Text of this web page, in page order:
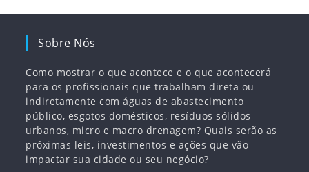
Sobre Nós
Como mostrar o que acontece e o que acontecerá
para os profissionais que trabalham direta ou
indiretamente com águas de abastecimento
público, esgotos domésticos, resíduos sólidos
urbanos, micro e macro drenagem? Quais serão as
próximas leis, investimentos e ações que vão
impactar sua cidade ou seu negócio?